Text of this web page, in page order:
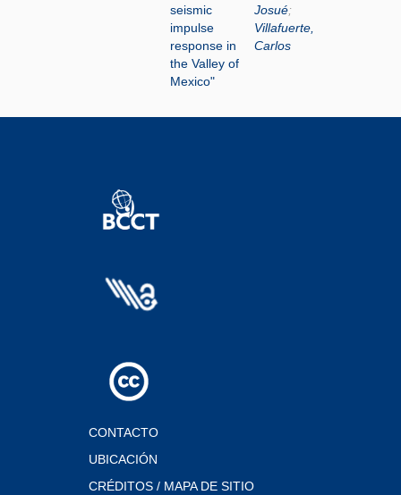
seismic
impulse
response in
the Valley of
Mexico"
Josué;
Villafuerte,
Carlos
CONTACTO
UBICACIÓN
CRÉDITOS / MAPA DE SITIO